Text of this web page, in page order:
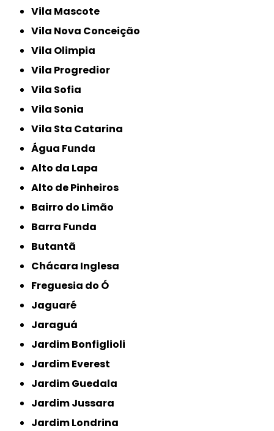
Vila Mascote
Vila Nova Conceição
Vila Olimpia
Vila Progredior
Vila Sofia
Vila Sonia
Vila Sta Catarina
Água Funda
Alto da Lapa
Alto de Pinheiros
Bairro do Limão
Barra Funda
Butantã
Chácara Inglesa
Freguesia do Ó
Jaguaré
Jaraguá
Jardim Bonfiglioli
Jardim Everest
Jardim Guedala
Jardim Jussara
Jardim Londrina